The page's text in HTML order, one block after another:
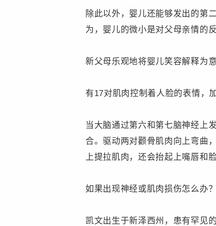
除此以外，婴儿还能够发出的第
为，婴儿的微小是对父母亲情的反
新父母乐观地将婴儿笑容解释为
有17对肌肉控制着人脸的表情，
当大脑通过第六和第七脑神经上
合。驱动两对颧骨肌肉向上弯曲
上提拉肌肉，还会抬起上嘴唇和
如果出现神经或肌肉损伤怎么办
凯文出生于新泽西州，患有罕见